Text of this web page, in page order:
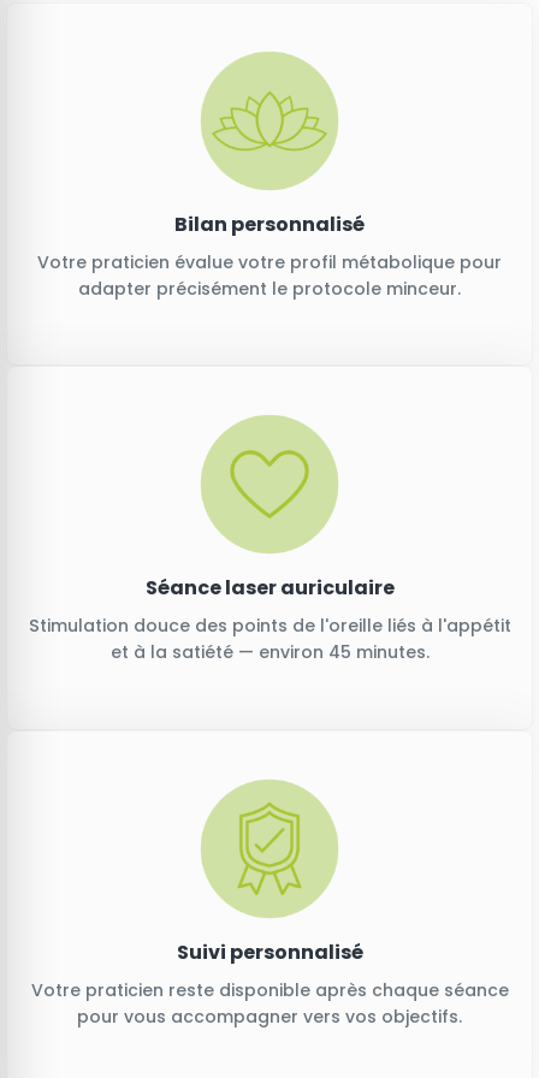
Bilan personnalisé
Votre praticien évalue votre profil métabolique pour
adapter précisément le protocole minceur.
Séance laser auriculaire
Stimulation douce des points de l'oreille liés à l'appétit
et à la satiété — environ 45 minutes.
Suivi personnalisé
Votre praticien reste disponible après chaque séance
pour vous accompagner vers vos objectifs.